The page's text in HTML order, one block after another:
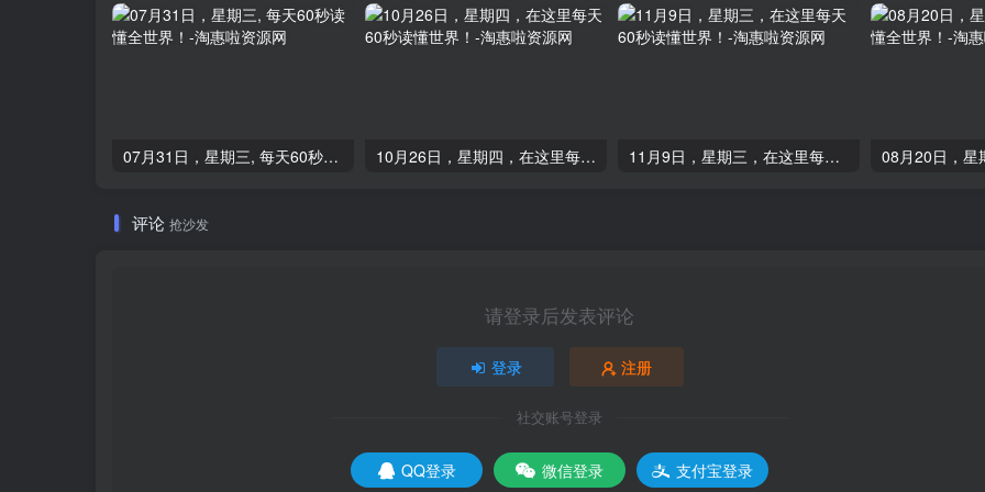
07月31日，星期三, 每天60秒读懂全世界！ 10月26日，星期四，在这里每天60秒读懂世界！ 11月9日，星期三，在这里每天60秒读懂世界！
评论 抢沙发
请登录后发表评论
登录 注册
社交账号登录
QQ登录 微信登录 支付宝登录